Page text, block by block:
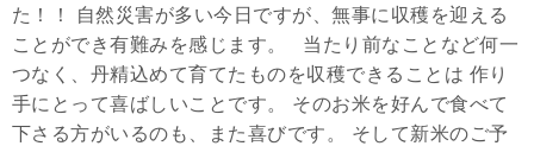
た！！ 自然災害が多い今日ですが、無事に収穫を迎える
ことができ有難みを感じます。 当たり前なことなど何一
つなく、丹精込めて育てたものを収穫できることは 作り
手にとって喜ばしいことです。 そのお米を好んで食べて
下さる方がいるのも、また喜びです。 そして新米のご予